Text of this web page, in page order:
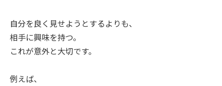
自分を良く見せようとするよりも、
相手に興味を持つ。
これが意外と大切です。
例えば、